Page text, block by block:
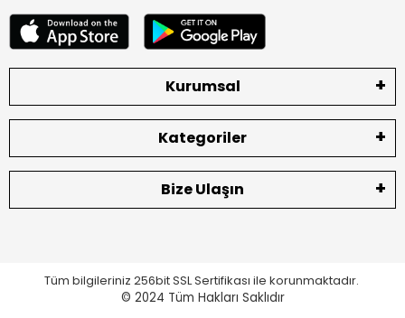
Kurumsal
Kategoriler
Bize Ulaşın
Tüm bilgileriniz 256bit SSL Sertifikası ile korunmaktadır.
© 2024 Tüm Hakları Saklıdır